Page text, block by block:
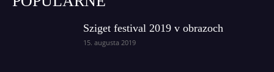
Sziget festival 2019 v obrazoch
15. augusta 2019